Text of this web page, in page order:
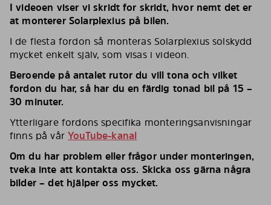
I videoen viser vi skridt for skridt, hvor nemt det er
at monterer Solarplexius på bilen.
I de flesta fordon så monteras Solarplexius solskydd
mycket enkelt själv, som visas i videon.
Beroende på antalet rutor du vill tona och vilket
fordon du har, så har du en färdig tonad bil på 15 –
30 minuter.
Ytterligare fordons specifika monteringsanvisningar
finns på vårYouTube-kanal
Om du har problem eller frågor under monteringen,
tveka inte att kontakta oss. Skicka oss gärna några
bilder – det hjälper oss mycket.